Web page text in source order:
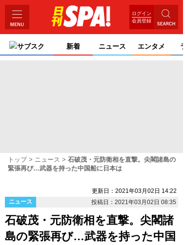
ログイン
会員登録
サブスク 新着 ニュース エンタメ
トップ ニュース
石破茂・元防衛相を直撃。尖閣諸島の
緊張再び…武器を持った中国船に日本は
更新日：2021年03月02日 14:22
ニュース
投稿日：2021年03月02日 08:35
石破茂・元防衛相を直撃。尖閣諸
島の緊張再び…武器を持った中国